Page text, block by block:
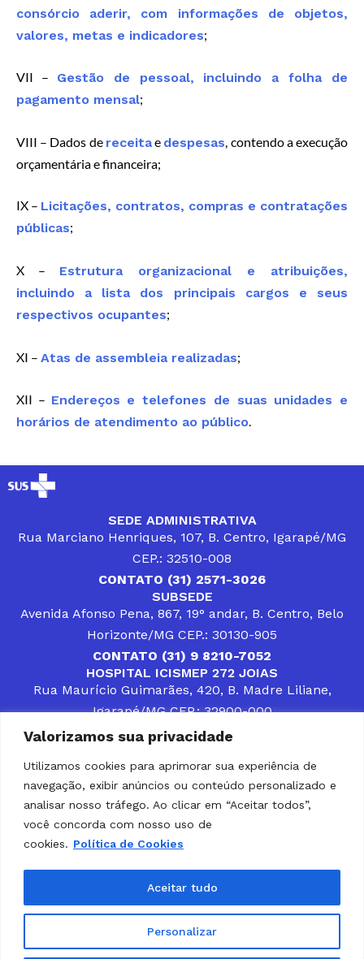
Valorizamos sua privacidade
Utilizamos cookies para aprimorar sua experiência de
navegação, exibir anúncios ou conteúdo personalizado e
analisar nosso tráfego. Ao clicar em “Aceitar todos”,
você concorda com nosso uso de
cookies. Política de Cookies
Personalizar
Aceitar tudo
consórcio aderir, com informações de objetos,
valores, metas e indicadores;
VII – Gestão de pessoal, incluindo a folha de
pagamento mensal;
VIII – Dados de receitae despesas, contendo a execução
orçamentária e financeira;
IX – Licitações, contratos, compras e contratações
públicas;
X – Estrutura organizacional e atribuições,
incluindo a lista dos principais cargos e seus
respectivos ocupantes;
XI – Atas de assembleia realizadas;
XII – Endereços e telefones de suas unidades e
horários de atendimento ao público.
SEDE ADMINISTRATIVA
Rua Marciano Henriques, 107, B. Centro, Igarapé/MG
CEP.: 32510-008
CONTATO (31) 2571-3026
SUBSEDE
Avenida Afonso Pena, 867, 19° andar, B. Centro, Belo
Horizonte/MG CEP.: 30130-905
CONTATO (31) 9 8210-7052
HOSPITAL ICISMEP 272 JOIAS
Rua Maurício Guimarães, 420, B. Madre Liliane,
Igarapé/MG CEP.: 32900-000
CONTATOS (31) 3512-4400 ou (31) 9 8309-8660
DESENVOLVER SOLUÇÕES, AÇÕES E SERVIÇOS
PÚBLICOS QUE COMPLEMENTEM A ASSISTÊNCIA À
POPULAÇÃO DA REGIÃO EM QUE ATUA, SENDO
PARCEIRO DOS MUNICÍPIOS CONSORCIADOS NA
SOLUÇÃO DE DIFICULDADES ENFRENTADAS POR
GESTORES MUNICIPAIS, É O COMPROMISSO DO
ICISMEP.
Home Institucional Municípios
Portal da Integridade
LGPD